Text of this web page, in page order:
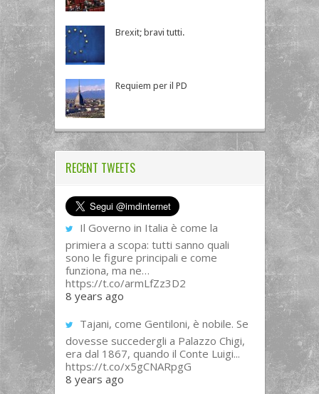
Brexit; bravi tutti.
Requiem per il PD
RECENT TWEETS
Il Governo in Italia è come la
primiera a scopa: tutti sanno quali
sono le figure principali e come
funziona, ma ne…
https://t.co/armLfZz3D2
8 years ago
Tajani, come Gentiloni, è nobile. Se
dovesse succedergli a Palazzo Chigi,
era dal 1867, quando il Conte Luigi...
https://t.co/x5gCNARpgG
8 years ago